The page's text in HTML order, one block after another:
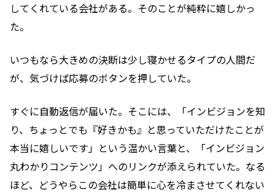
してくれている会社がある。そのことが純粋に嬉しかっ
た。
いつもなら大きめの決断は少し寝かせるタイプの人間だ
が、気づけば応募のボタンを押していた。
すぐに自動返信が届いた。そこには、「インビジョンを知
り、ちょっとでも『好きかも』と思っていただけたことが
本当に嬉しいです」という温かい言葉と、「インビジョン
丸わかりコンテンツ」へのリンクが添えられていた。なる
ほど、どうやらこの会社は簡単に心を冷まさせてくれない